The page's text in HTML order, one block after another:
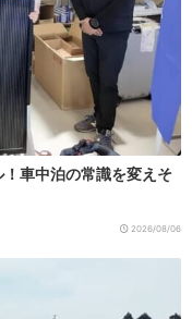
車中泊の常識を変えそ
2026/08/06